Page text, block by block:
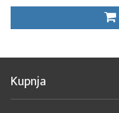
Kupnja